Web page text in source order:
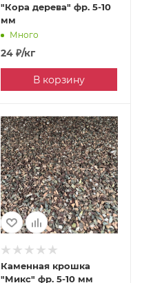
"Кора дерева" фр. 5-10
мм
Много
24₽/кг
В корзину
Каменная крошка
"Микс" фр. 5-10 мм